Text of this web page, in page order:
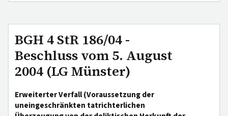
BGH 4 StR 186/04 -
Beschluss vom 5. August
2004 (LG Münster)
Erweiterter Verfall (Voraussetzung der
uneingeschränkten tatrichterlichen